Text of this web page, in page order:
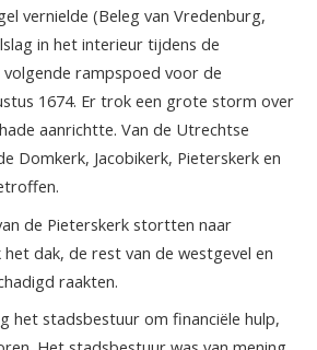
vernielde (Beleg van Vredenburg,
in het interieur tijdens de
volgende rampspoed voor de
1674. Er trok een grote storm over
aanrichtte. Van de Utrechtse
Domkerk, Jacobikerk, Pieterskerk en
de Pieterskerk stortten naar
dak, de rest van de westgevel en
raakten.
het stadsbestuur om financiële hulp,